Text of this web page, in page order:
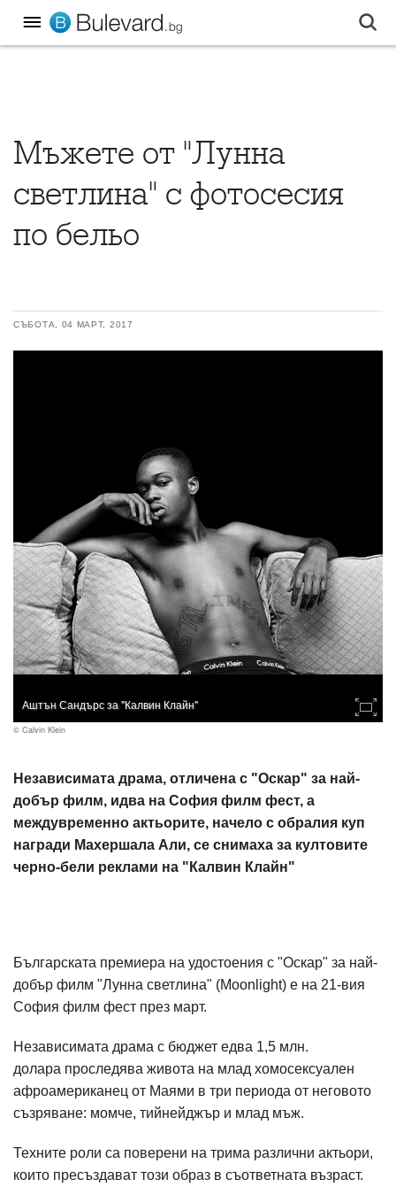
Мъжете от "Лунна
светлина" с фотосесия
по бельо
СЪБОТА, 04 МАРТ, 2017
Аштън Сандърс за "Калвин Клайн"
© Calvin Klein
Независимата драма, отличена с "Оскар" за най-
добър филм, идва на София филм фест, а
междувременно актьорите, начело с обралия куп
награди Махершала Али, се снимаха за култовите
черно-бели реклами на "Калвин Клайн"
Българската премиера на удостоения с "Оскар" за най-
добър филм "Лунна светлина" (Moonlight) е на 21-вия
София филм фест през март.
Независимата драма с бюджет едва 1,5 млн.
долара проследява живота на млад хомосексуален
афроамериканец от Маями в три периода от неговото
съзряване: момче, тийнейджър и млад мъж.
Техните роли са поверени на трима различни актьори,
които пресъздават този образ в съответната възраст.